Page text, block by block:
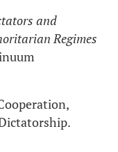
and
Regimes